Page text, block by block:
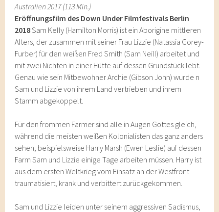
Australien 2017 (113 Min.)
Eröffnungsfilm des Down Under Filmfestivals Berlin
2018Sam Kelly (Hamilton Morris) ist ein Aborigine mittleren
Alters, der zusammen mit seiner Frau Lizzie (Natassia Gorey-
Furber) für den weißen Fred Smith (Sam Neill) arbeitet und
mit zwei Nichten in einer Hütte auf dessen Grundstück lebt.
Genau wie sein Mitbewohner Archie (Gibson John) wurde n
Sam und Lizzie von ihrem Land vertrieben und ihrem
Stamm abgekoppelt.
Für den frommen Farmer sind alle in Augen Gottes gleich,
während die meisten weißen Kolonialisten das ganz anders
sehen, beispielsweise Harry Marsh (Ewen Leslie) auf dessen
Farm Sam und Lizzie einige Tage arbeiten müssen. Harry ist
aus dem ersten Weltkrieg vom Einsatz an der Westfront
traumatisiert, krank und verbittert zurückgekommen.
Sam und Lizzie leiden unter seinem aggressiven Sadismus,